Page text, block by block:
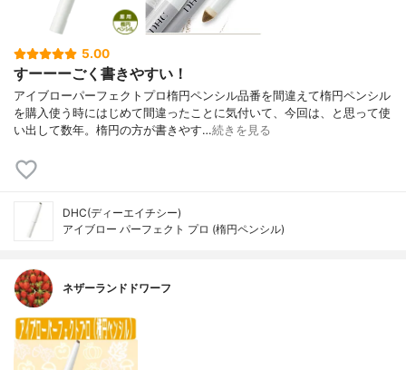
5.00
すーーーごく書きやすい！
アイブローパーフェクトプロ楕円ペンシル品番を間違えて楕円ペンシル
を購入使う時にはじめて間違ったことに気付いて、今回は、と思って使
い出して数年。楕円の方が書きやす…続きを見る
DHC(ディーエイチシー)
アイブロー パーフェクト プロ (楕円ペンシル)
ネザーランドドワーフ